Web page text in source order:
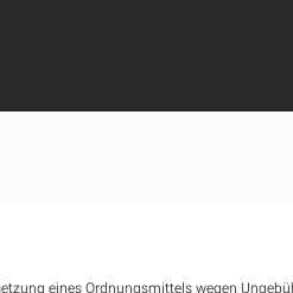
eines Ordnungsmittels wegen